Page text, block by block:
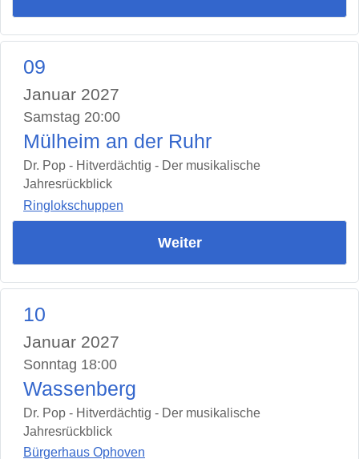
09
Januar 2027
Samstag 20:00
Mülheim an der Ruhr
Dr. Pop - Hitverdächtig - Der musikalische
Jahresrückblick
Ringlokschuppen
Weiter
10
Januar 2027
Sonntag 18:00
Wassenberg
Dr. Pop - Hitverdächtig - Der musikalische
Jahresrückblick
Bürgerhaus Ophoven